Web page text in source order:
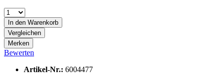
In den Warenkorb
Vergleichen
Merken
Bewerten
Artikel-Nr.: 6004477